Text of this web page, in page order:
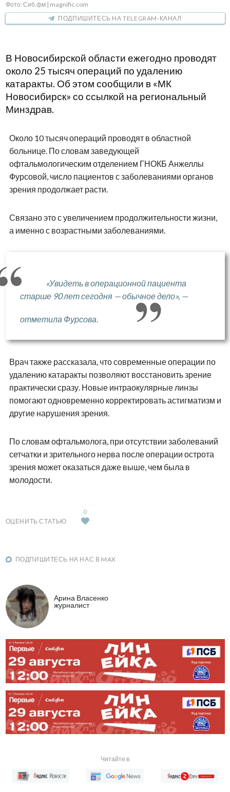
Фото: Сиб.фм | magnific.com
ПОДПИШИТЕСЬ НА TELEGRAM-КАНАЛ
В Новосибирской области ежегодно проводят
около 25 тысяч операций по удалению
катаракты. Об этом сообщили в «МК
Новосибирск» со ссылкой на региональный
Минздрав.
Около 10 тысяч операций проводят в областной
больнице. По словам заведующей
офтальмологическим отделением ГНОКБ Анжеллы
Фурсовой, число пациентов с заболеваниями органов
зрения продолжает расти.
Связано это с увеличением продолжительности жизни,
а именно с возрастными заболеваниями.
«Увидеть в операционной пациента
старше 90 лет сегодня — обычное дело», —
отметила Фурсова.
Врач также рассказала, что современные операции по
удалению катаракты позволяют восстановить зрение
практически сразу. Новые интраокулярные линзы
помогают одновременно корректировать астигматизм и
другие нарушения зрения.
По словам офтальмолога, при отсутствии заболеваний
сетчатки и зрительного нерва после операции острота
зрения может оказаться даже выше, чем была в
молодости.
ОЦЕНИТЬ СТАТЬЮ
0
ПОДПИШИТЕСЬ НА НАС В MAX
Арина Власенко
журналист
Читайте в